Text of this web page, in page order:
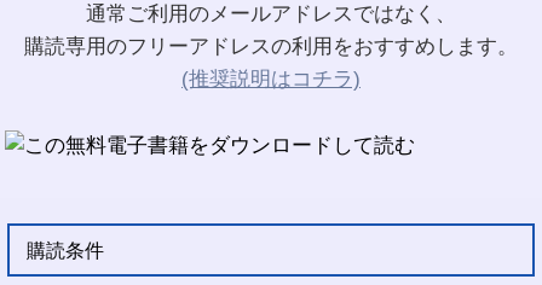
通常ご利用のメールアドレスではなく、
購読専用のフリーアドレスの利用をおすすめします。
(推奨説明はコチラ)
購読条件